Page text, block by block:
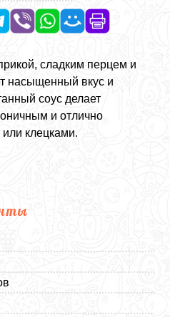
сладким перцем и
насыщенный вкус и
соус делает
и отлично
или клецками.